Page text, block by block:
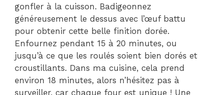
gonfler à la cuisson. Badigeonnez
généreusement le dessus avec l’œuf battu
pour obtenir cette belle finition dorée.
Enfournez pendant 15 à 20 minutes, ou
jusqu’à ce que les roulés soient bien dorés et
croustillants. Dans ma cuisine, cela prend
environ 18 minutes, alors n’hésitez pas à
surveiller, car chaque four est unique ! Une